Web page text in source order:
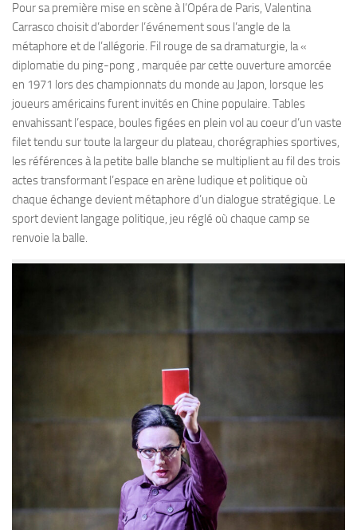
Pour sa première mise en scène à l’Opéra de Paris, Valentina
Carrasco choisit d’aborder l’événement sous l’angle de la
métaphore et de l’allégorie. Fil rouge de sa dramaturgie, la «
diplomatie du ping-pong , marquée par cette ouverture amorcée
en 1971 lors des championnats du monde au Japon, lorsque les
joueurs américains furent invités en Chine populaire. Tables
envahissant l’espace, boules figées en plein vol au coeur d’un vaste
filet tendu sur toute la largeur du plateau, chorégraphies sportives,
les références à la petite balle blanche se multiplient au fil des trois
actes transformant l’espace en arène ludique et politique où
chaque échange devient métaphore d’un dialogue stratégique. Le
sport devient langage politique, jeu réglé où chaque camp se
renvoie la balle.